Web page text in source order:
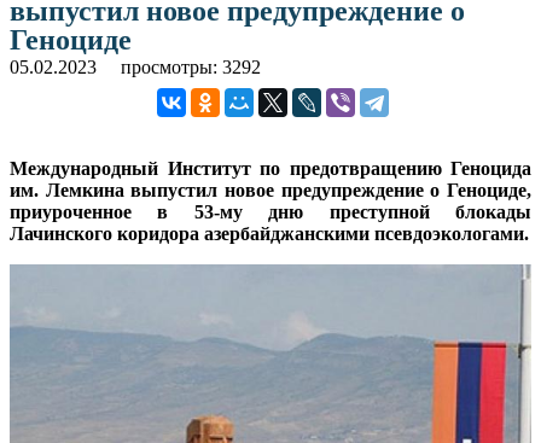
выпустил новое предупреждение о
Геноциде
05.02.2023 просмотры: 3292
Международный Институт по предотвращению Геноцида
им. Лемкина выпустил новое предупреждение о Геноциде,
приуроченное в 53-му дню преступной блокады
Лачинского коридора азербайджанскими псевдоэкологами.